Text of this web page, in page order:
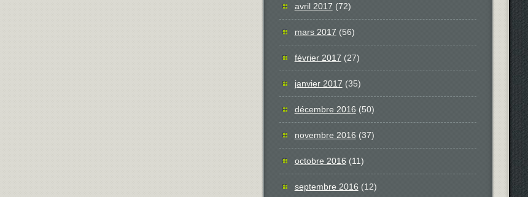
avril 2017 (72)
mars 2017 (56)
février 2017 (27)
janvier 2017 (35)
décembre 2016 (50)
novembre 2016 (37)
octobre 2016 (11)
septembre 2016 (12)